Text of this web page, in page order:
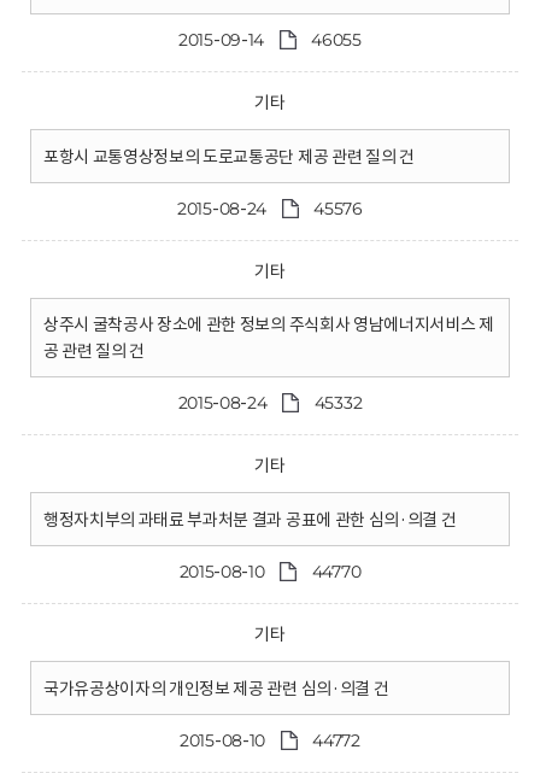
2015-09-14 46055
기타
포항시 교통영상정보의 도로교통공단 제공 관련 질의 건
2015-08-24 45576
기타
상주시 굴착공사 장소에 관한 정보의 주식회사 영남에너지서비스 제
공 관련 질의 건
2015-08-24 45332
기타
행정자치부의 과태료 부과처분 결과 공표에 관한 심의·의결 건
2015-08-10 44770
기타
국가유공상이자의 개인정보 제공 관련 심의·의결 건
2015-08-10 44772